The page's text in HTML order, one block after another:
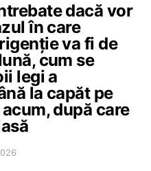
dacă vor
în care
va fi de
cum se
legi a
la capăt pe
după care